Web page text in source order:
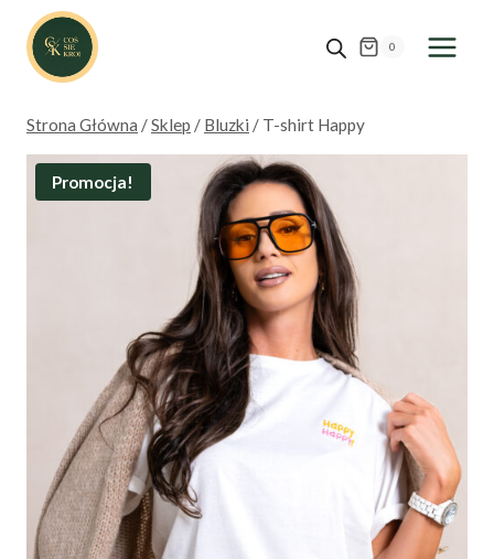
Przejdź
treści
0
Strona Główna /Sklep / Bluzki / T-shirt Happy
Promocja!